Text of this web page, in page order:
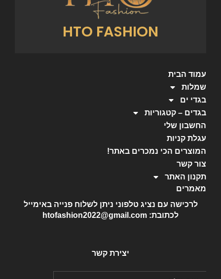
HTO FASHION
עמוד הבית
שמלות
בגדי ים
בגדים – קטגוריות
החשבון שלי
עגלת קניות
המוצרים הכי נמכרים באתר!
צור קשר
תקנון האתר
מאמרים
לרכישה עם נציג טלפוני ניתן לשלוח פנייה באימייל
לכתובת: htofashion2022@gmail.com
יצירת קשר